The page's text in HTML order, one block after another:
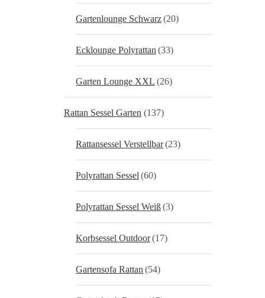
Gartenlounge Schwarz(20)
Ecklounge Polyrattan (33)
Garten Lounge XXL (26)
Rattan Sessel Garten (137)
Rattansessel Verstellbar(23)
Polyrattan Sessel (60)
Polyrattan Sessel Weiß(3)
Korbsessel Outdoor(17)
Gartensofa Rattan (54)